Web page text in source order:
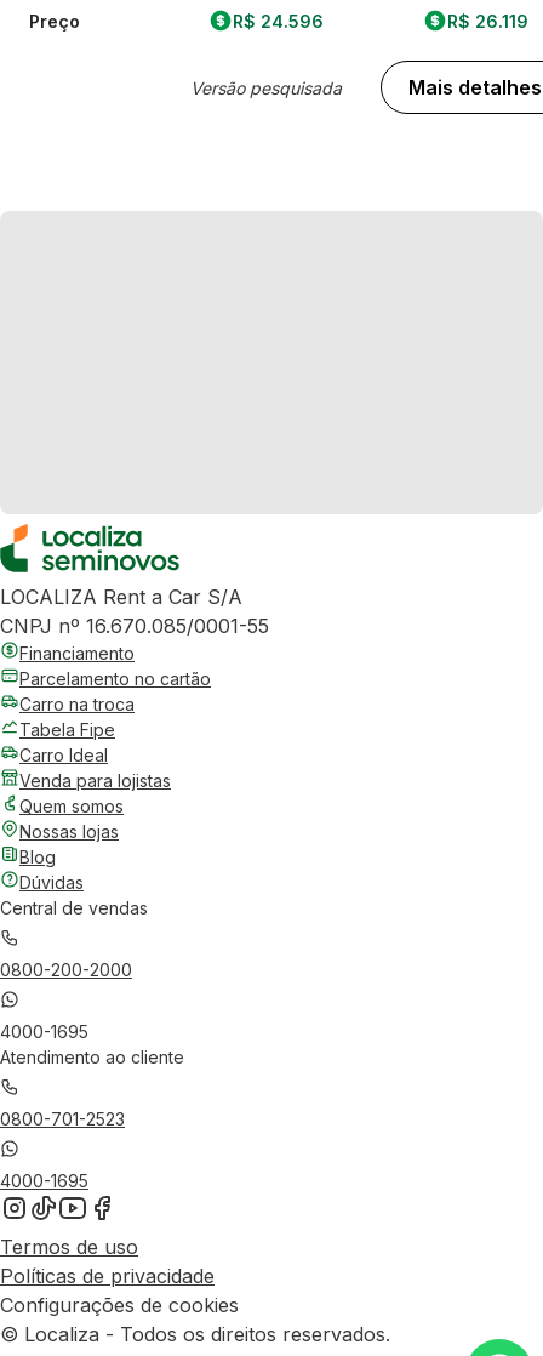
Preço R$ 24.596
Versão pesquisada
R$ 26.119
Mais detalhes
LOCALIZA Rent a Car S/A
CNPJ nº 16.670.085/0001-55
Financiamento
Parcelamento no cartão
Carro na troca
Tabela Fipe
Carro Ideal
Venda para lojistas
Quem somos
Nossas lojas
Blog
Dúvidas
Central de vendas
0800-200-2000
4000-1695
Atendimento ao cliente
0800-701-2523
4000-1695
Termos de uso
Políticas de privacidade
Configurações de cookies
© Localiza - Todos os direitos reservados.